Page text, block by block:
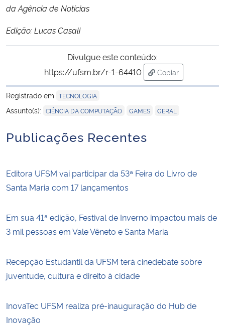
da Agência de Notícias
Edição: Lucas Casali
Divulgue este conteúdo:
https://ufsm.br/r-1-64410
Copiar
para área de
Registrado em TECNOLOGIA
Assunto(s): CIÊNCIA DA COMPUTAÇÃO GAMES GERAL
Publicações Recentes
Editora UFSM vai participar da 53ª Feira do Livro de
Santa Maria com 17 lançamentos
Em sua 41ª edição, Festival de Inverno impactou mais de
3 mil pessoas em Vale Vêneto e Santa Maria
Recepção Estudantil da UFSM terá cinedebate sobre
juventude, cultura e direito à cidade
InovaTec UFSM realiza pré-inauguração do Hub de
Inovação